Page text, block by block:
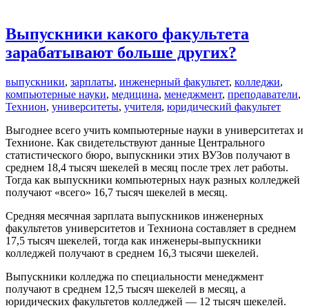
Выпускники какого факультета
зарабатывают больше других?
выпускники, зарплаты, инженерный факультет, колледжи,
компьютерные науки, медицина, менеджмент, преподаватели,
Технион, университеты, учителя, юридический факультет
Выгоднее всего учить компьютерные науки в университетах и
Технионе. Как свидетельствуют данные Центрального
статистического бюро, выпускники этих ВУЗов получают в
среднем 18,4 тысяч шекелей в месяц после трех лет работы.
Тогда как выпускники компьютерных наук разных колледжей
получают «всего» 16,7 тысяч шекелей в месяц.
Средняя месячная зарплата выпускников инженерных
факультетов университетов и Техниона составляет в среднем
17,5 тысяч шекелей, тогда как инженеры-выпускники
колледжей получают в среднем 16,3 тысячи шекелей.
Выпускники колледжа по специальности менеджмент
получают в среднем 12,5 тысяч шекелей в месяц, а
юридических факультетов колледжей — 12 тысяч шекелей.